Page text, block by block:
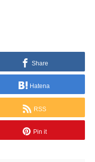
Share
Hatena
RSS
Pin it